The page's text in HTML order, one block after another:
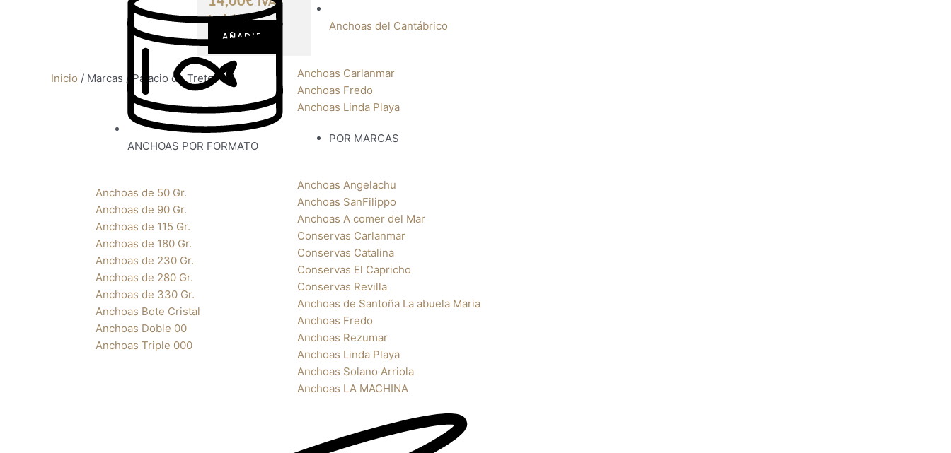
ANCHOAS POR FORMATO
Anchoas de 50 Gr.
Anchoas de 90 Gr.
Anchoas de 115 Gr.
Anchoas de 180 Gr.
Anchoas de 230 Gr.
Anchoas de 280 Gr.
Anchoas de 330 Gr.
Anchoas Bote Cristal
Anchoas Doble 00
Anchoas Triple 000
Anchoas del Cantábrico
Anchoas Carlanmar
Anchoas Fredo
Anchoas Linda Playa
POR MARCAS
Anchoas Angelachu
Anchoas SanFilippo
Anchoas A comer del Mar
Conservas Carlanmar
Conservas Catalina
Conservas El Capricho
Conservas Revilla
Anchoas de Santoña La abuela Maria
Anchoas Fredo
Anchoas Rezumar
Anchoas Linda Playa
Anchoas Solano Arriola
Anchoas LA MACHINA
Incluido
AÑADIR
Inicio / Marcas / Palacio de Treto